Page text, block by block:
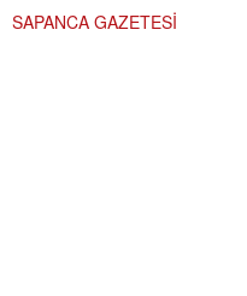
SAPANCA GAZETESİ